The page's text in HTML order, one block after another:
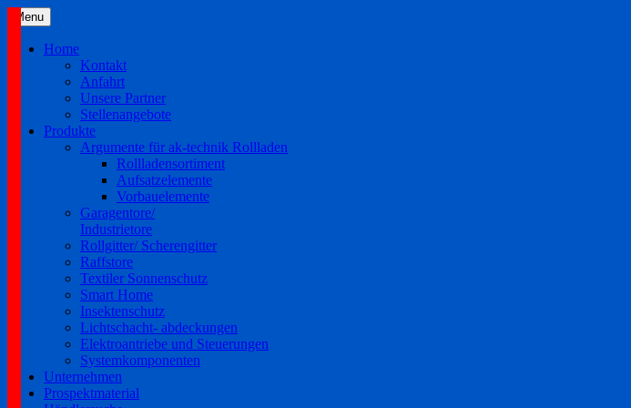
Skip
content
Menu
Home
Kontakt
Anfahrt
Unsere Partner
Stellenangebote
Produkte
Argumente für ak-technik Rollladen
Rollladensortiment
Aufsatzelemente
Vorbauelemente
Garagentore/
Industrietore
Rollgitter/ Scherengitter
Raffstore
Textiler Sonnenschutz
Smart Home
Insektenschutz
Lichtschacht- abdeckungen
Elektroantriebe und Steuerungen
Systemkomponenten
Unternehmen
Prospektmaterial